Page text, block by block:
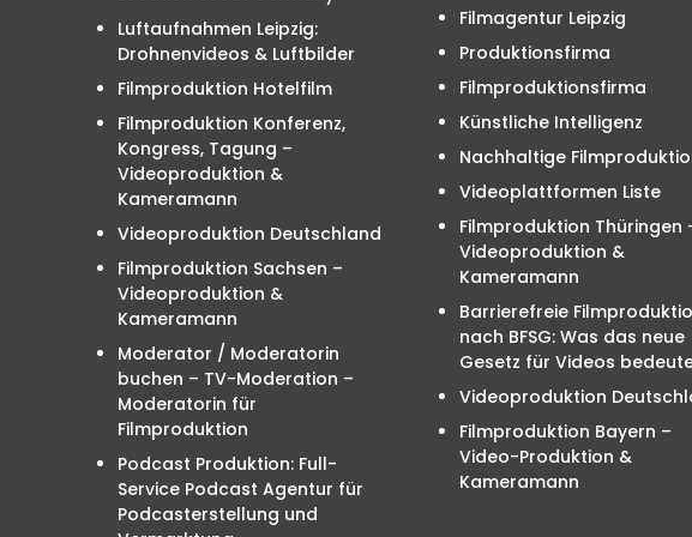
Luftaufnahmen Leipzig:
Drohnenvideos & Luftbilder
Filmproduktion Hotelfilm
Filmproduktion Konferenz,
Kongress, Tagung –
Videoproduktion &
Kameramann
Videoproduktion Deutschland
Filmproduktion Sachsen –
Videoproduktion &
Kameramann
Moderator / Moderatorin
buchen – TV-Moderation –
Moderatorin für
Filmproduktion
Podcast Produktion: Full-
Service Podcast Agentur für
Podcasterstellung und
Filmagentur Leipzig
Produktionsfirma
Filmproduktionsfirma
Künstliche Intelligenz
Nachhaltige
Videoplattformen Liste
Filmproduktion Thüringen
Videoproduktion &
Kameramann
Barrierefreie
nach BFSG: Was das neue
Gesetz für Videos
Videoproduktion
Filmproduktion Bayern –
Video-Produktion &
Kameramann